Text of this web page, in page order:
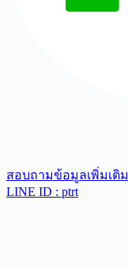
สอบถามข้อมูลเพิ่มเติม
LINE ID : ptrt